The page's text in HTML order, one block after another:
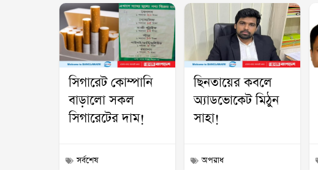
সিগারেট কোম্পানি
বাড়ালো সকল
সিগারেটের দাম!
সর্বশেষ
ছিনতায়ের কবলে
অ্যাডভোকেট মিঠুন
সাহা!
অপরাধ